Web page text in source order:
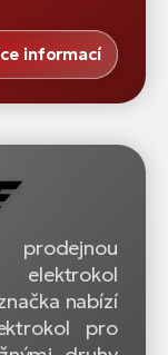
informací
nabízí
pro